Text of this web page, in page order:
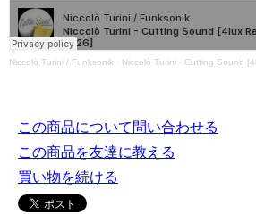
Niccolò Turini / Funksonik · Niccolò Turini - Cutting Sound
この商品について問い合わせる
この商品を友達に教える
買い物を続ける